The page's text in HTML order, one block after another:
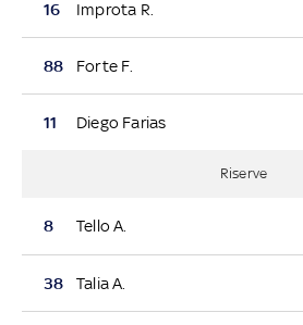
16 Improta R.
88 Forte F.
11 Diego Farias
Riserve
8 Tello A.
38 Talia A.